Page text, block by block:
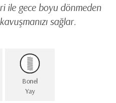
ile gece boyu dönmeden
sağlar.
Bonel
Yay